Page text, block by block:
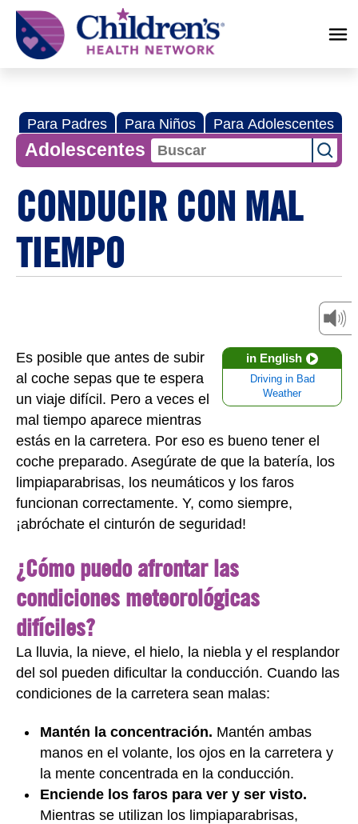
Children's
Health
Network
Para Padres Para Niños Para Adolescentes
Adolescentes
CONDUCIR CON MAL
TIEMPO
in English
Driving in Bad
Weather
Es posible que antes de subir
al coche sepas que te espera
un viaje difícil. Pero a veces el
mal tiempo aparece mientras
estás en la carretera. Por eso es bueno tener el
coche preparado. Asegúrate de que la batería, los
limpiaparabrisas, los neumáticos y los faros
funcionan correctamente. Y, como siempre,
¡abróchate el cinturón de seguridad!
¿Cómo puedo afrontar las
condiciones meteorológicas
difíciles?
La lluvia, la nieve, el hielo, la niebla y el resplandor
del sol pueden dificultar la conducción. Cuando las
condiciones de la carretera sean malas:
Mantén la concentración. Mantén ambas
manos en el volante, los ojos en la carretera y
la mente concentrada en la conducción.
Enciende los faros para ver y ser visto.
Mientras se utilizan los limpiaparabrisas,